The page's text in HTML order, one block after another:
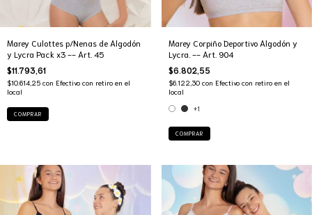
Marey Culottes p/Nenas de Algodón
y Lycra Pack x3 -- Art. 45
$11.793,61
$10.614,25 con Efectivo con retiro en el
local
COMPRAR
Marey Corpiño Deportivo Algodón y
Lycra. -- Art. 904
$6.802,55
$6.122,30 con Efectivo con retiro en el
local
+1
COMPRAR